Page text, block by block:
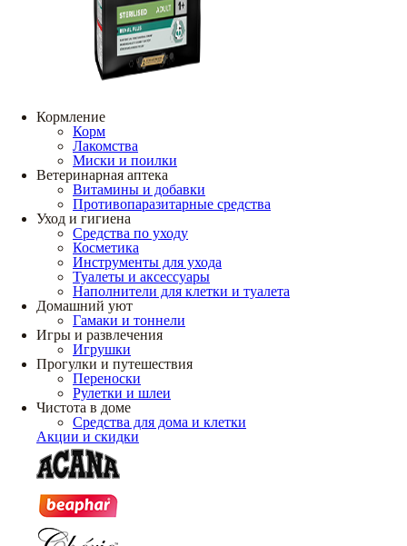
Кормление
Корм
Лакомства
Миски и поилки
Ветеринарная аптека
Витамины и добавки
Противопаразитарные средства
Уход и гигиена
Средства по уходу
Косметика
Инструменты для ухода
Туалеты и аксессуары
Наполнители для клетки и туалета
Домашний уют
Гамаки и тоннели
Игры и развлечения
Игрушки
Прогулки и путешествия
Переноски
Рулетки и шлеи
Чистота в доме
Средства для дома и клетки
Акции и скидки